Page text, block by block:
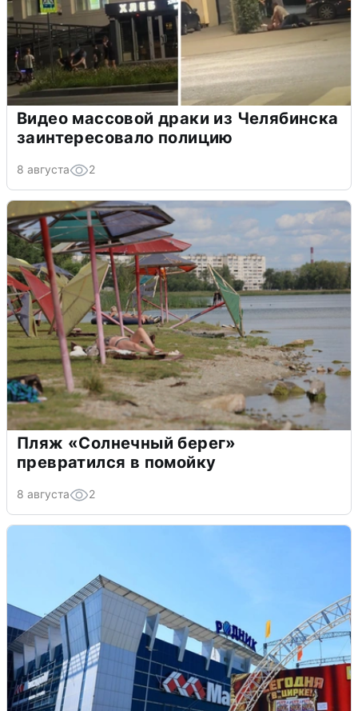
Видео массовой драки из Челябинска
заинтересовало полицию
8 августа 2
Пляж «Солнечный берег»
превратился в помойку
8 августа 2